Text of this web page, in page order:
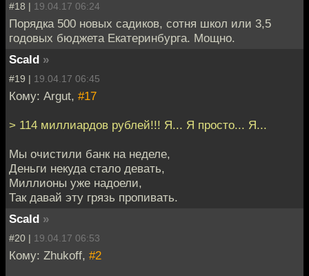
#18 | 19.04.17 06:24
Порядка 500 новых садиков, сотня школ или 3,5
годовых бюджета Екатеринбурга. Мощно.
Scald »
#19 | 19.04.17 06:45
Кому: Argut, #17
> 114 миллиардов рублей!!! Я... Я просто... Я...
Мы очистили банк на неделе,
Деньги некуда стало девать,
Миллионы уже надоели,
Так давай эту грязь пропивать.
Scald »
#20 | 19.04.17 06:53
Кому: Zhukoff, #2